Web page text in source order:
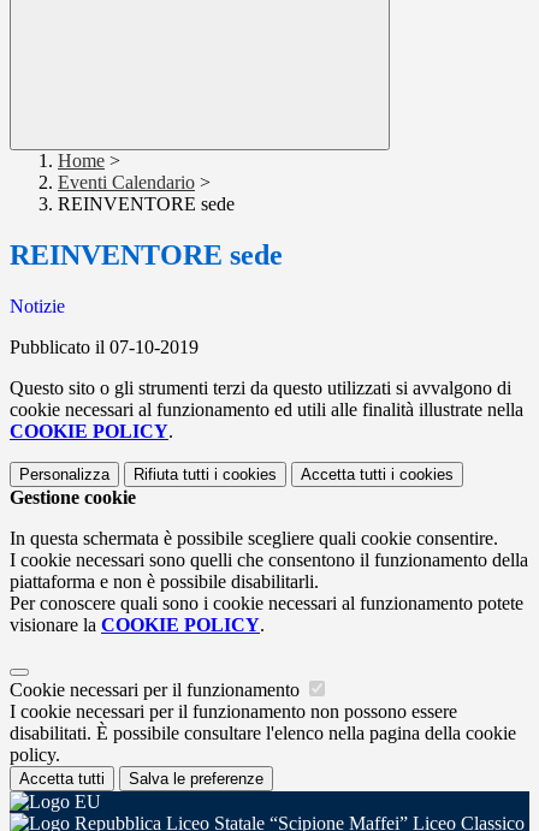
Home >
Eventi Calendario >
REINVENTORE sede
REINVENTORE sede
Notizie
Pubblicato il 07-10-2019
Questo sito o gli strumenti terzi da questo utilizzati si avvalgono di
cookie necessari al funzionamento ed utili alle finalità illustrate nella
COOKIE POLICY.
Personalizza Rifiuta tutti i cookies Accetta tutti i cookies
Gestione cookie
In questa schermata è possibile scegliere quali cookie consentire.
I cookie necessari sono quelli che consentono il funzionamento della
piattaforma e non è possibile disabilitarli.
Per conoscere quali sono i cookie necessari al funzionamento potete
visionare la COOKIE POLICY.
Cookie necessari per il funzionamento
I cookie necessari per il funzionamento non possono essere
disabilitati. È possibile consultare l'elenco nella pagina della cookie
policy.
Accetta tutti Salva le preferenze
Liceo Statale “Scipione Maffei” Liceo Classico